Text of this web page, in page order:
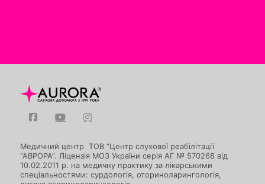
Медичний центр ТОВ “Центр слухової реабілітації
“АВРОРА”. Ліцензія МОЗ України серія АГ № 570268 від
10.02.2011 р. на медичну практику за лікарськими
спеціальностями: сурдологія, оториноларингологія,